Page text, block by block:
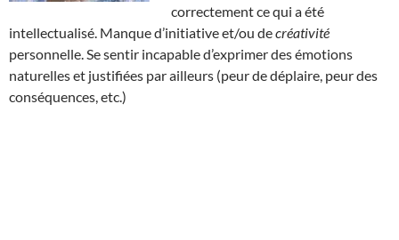
correctement ce qui a été
intellectualisé. Manque d’initiative et/ou decréativité
personnelle. Se sentir incapable d’exprimer des émotions
naturelles et justifiées par ailleurs (peur de déplaire, peur des
conséquences, etc.)